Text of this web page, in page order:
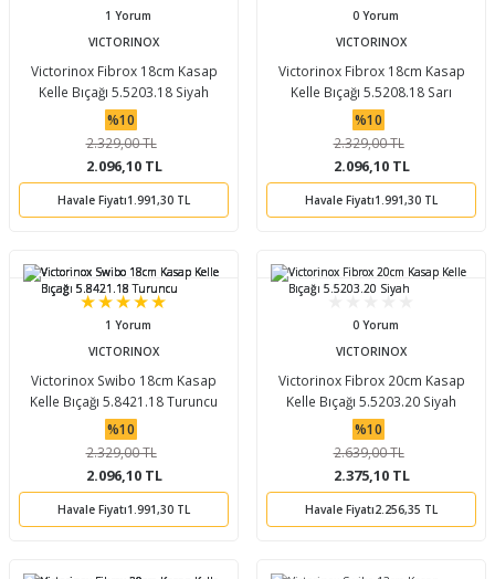
1 Yorum
VICTORINOX
Victorinox Fibrox 18cm Kasap
Kelle Bıçağı 5.5203.18 Siyah
%10
2.329,00 TL
2.096,10 TL
Havale Fiyatı1.991,30 TL
0 Yorum
VICTORINOX
Victorinox Fibrox 18cm Kasap
Kelle Bıçağı 5.5208.18 Sarı
%10
2.329,00 TL
2.096,10 TL
Havale Fiyatı1.991,30 TL
1 Yorum
VICTORINOX
Victorinox Swibo 18cm Kasap
Kelle Bıçağı 5.8421.18 Turuncu
%10
2.329,00 TL
2.096,10 TL
Havale Fiyatı1.991,30 TL
0 Yorum
VICTORINOX
Victorinox Fibrox 20cm Kasap
Kelle Bıçağı 5.5203.20 Siyah
%10
2.639,00 TL
2.375,10 TL
Havale Fiyatı2.256,35 TL